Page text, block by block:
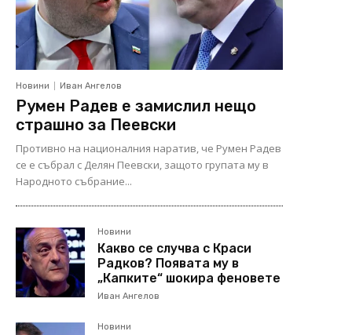
Новини Иван Ангелов
Румен Радев е замислил нещо
страшно за Пеевски
Противно на националния наратив, че Румен Радев
се е събрал с Делян Пеевски, защото групата му в
Народното събрание...
Новини
Какво се случва с Краси
Радков? Появата му в
„Капките“ шокира феновете
Иван Ангелов
Новини